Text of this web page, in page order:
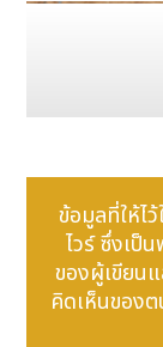
ข้อมูลที่ให้ไ
ไวร์ ซึ่งเป็
ของผู้เขียน
คิดเห็นของ